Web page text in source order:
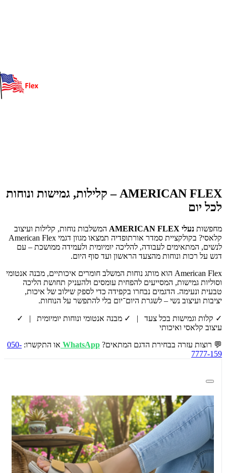
AMERICAN FLEX – קלילות, גמישות ונוחות
לכל יום
מחפשות נעלי AMERICAN FLEX
המשלבות נוחות, קלילות ועיצוב
קלאסי? בקולקציית סמדר אורתופדיה תמצאו מגוון דגמי American Flex
לנשים, המתאימים לעבודה, להליכה יומיומית ולעמידה ממושכת – עם
דגש על רכות ונוחות מהצעד הראשון ועד סוף היום.
American Flex הוא מותג נוחות המשלב חומרים איכותיים, מבנה אנטומי
וסוליות גמישות, המסייעים להפחית עומסים ולהעניק תחושת הליכה
טבעית ונעימה. הדגמים נבחרו בקפידה כדי לספק שילוב של איכות,
יציבות ועיצוב נשי – לשגרת היום־יום בלי להתפשר על הנוחות.
✓ קלות וגמישות בכל צעד | ✓ מבנה אנטומי ונוחות יומיומית | ✓
עיצוב קלאסי ואיכותי
💬 רוצות עזרה בבחירת הדגם המתאים? WhatsApp או התקשרו: 050-
7777-159